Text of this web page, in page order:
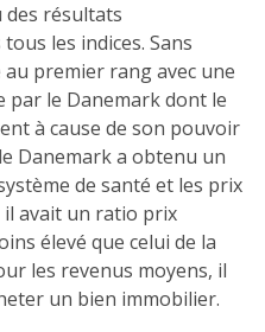
des résultats
les indices. Sans
premier rang avec une
par le Danemark dont le
à cause de son pouvoir
Danemark a obtenu un
de santé et les prix
il avait un ratio prix
élevé que celui de la
les revenus moyens, il
un bien immobilier.